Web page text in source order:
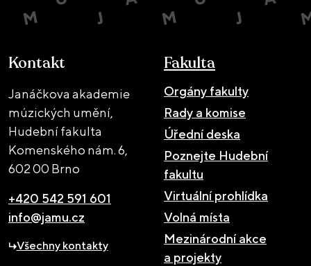
Kontakt
Janáčkova akademie
múzických umění,
Hudební fakulta
Komenského nám. 6,
602 00 Brno
+420 542 591 601
info@jamu.cz
Všechny kontakty
Fakulta
Orgány fakulty
Rady a komise
Úřední deska
Poznejte Hudební
fakultu
Virtuální prohlídka
Volná místa
Mezinárodní akce
a projekty